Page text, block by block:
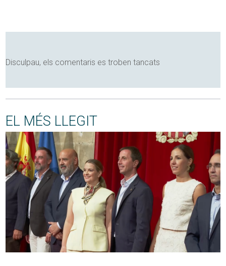
Disculpau, els comentaris es troben tancats
EL MÉS LLEGIT